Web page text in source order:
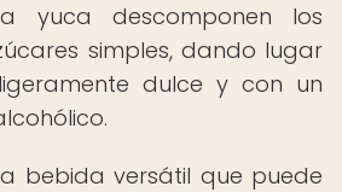
yuca descomponen los
simples, dando lugar
dulce y con un
bebida versátil que puede